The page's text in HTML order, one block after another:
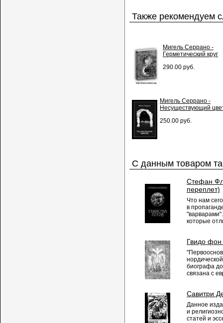
Также рекомендуем
Мигель Серрано -
Герметический круг
290.00 руб.
Мигель Серрано -
Несуществующий
250.00 руб.
С данным товаром
Стефан
переплет)
Что нам
в
которые
Гвидо фон
биографа
связана с
Савитри
Данное
и
статей и